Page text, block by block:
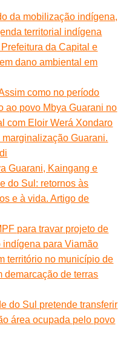
da mobilização indígena,
territorial indígena
da Capital e
dano ambiental em
como no período
ao povo Mbya Guarani no
com Eloir Werá Xondaro
Guarani.
Guarani, Kaingang e
do Sul: retornos às
e à vida. Artigo de
para travar projeto de
indígena para Viamão
território no município de
demarcação de terras
do Sul pretende transferir
área ocupada pelo povo